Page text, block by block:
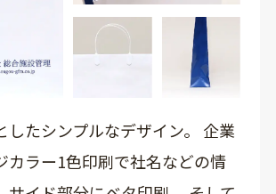
したシンプルなデザイン。 企業
カラー1色印刷で社名などの情